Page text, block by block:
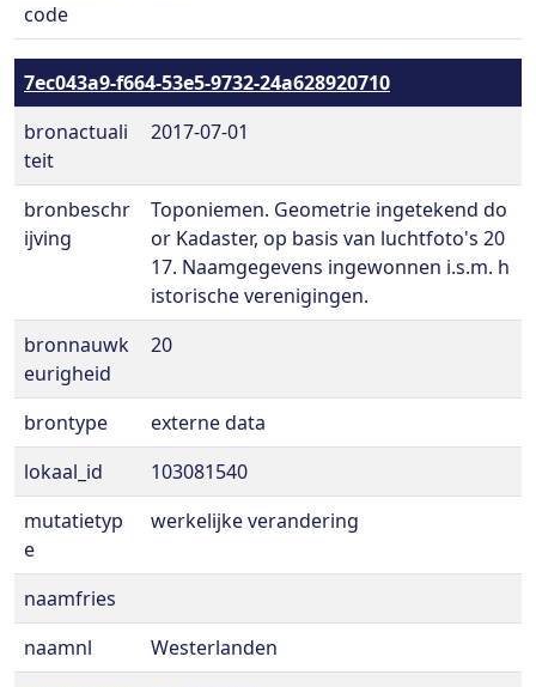
code
7ec043a9-f664-53e5-9732-24a628920710
bronactuali
teit
2017-07-01
bronbeschr
ijving
Toponiemen. Geometrie ingetekend do
or Kadaster, op basis van luchtfoto's 20
17. Naamgegevens ingewonnen i.s.m. h
istorische verenigingen.
bronnauwk
eurigheid
20
brontype
externe data
lokaal_id
103081540
mutatietyp
e
werkelijke verandering
naamfries
naamnl
Westerlanden